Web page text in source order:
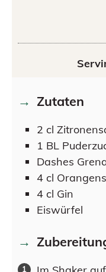
Zutaten
2 cl
1 BL
Dashes
4 cl
4 cl Gin
Eiswürfel